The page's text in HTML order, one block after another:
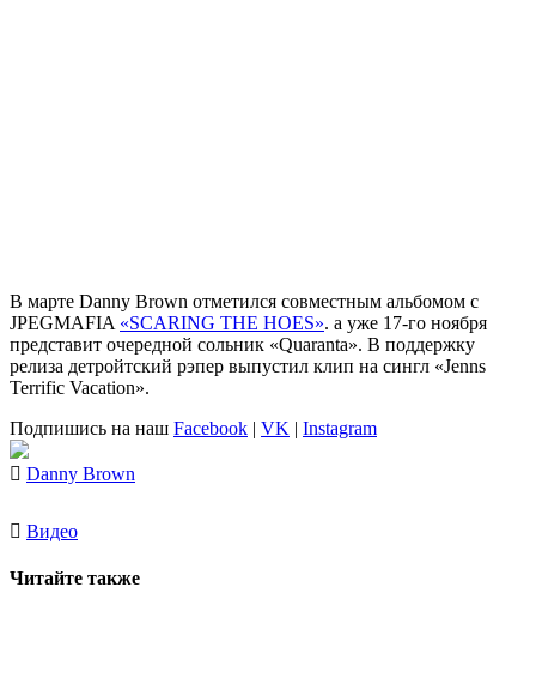
В марте Danny Brown отметился совместным альбомом с
JPEGMAFIA «SCARING THE HOES». а уже 17-го ноября
представит очередной сольник «Quaranta». В поддержку
релиза детройтский рэпер выпустил клип на сингл «Jenns
Terrific Vacation».
Подпишись на наш Facebook | VK | Instagram
Danny Brown
Видео
Читайте также